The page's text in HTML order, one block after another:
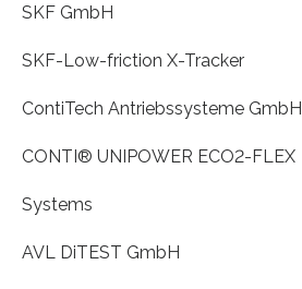
SKF GmbH
SKF-Low-friction X-Tracker
ContiTech Antriebssysteme GmbH
CONTI® UNIPOWER ECO2-FLEX
Systems
AVL DiTEST GmbH